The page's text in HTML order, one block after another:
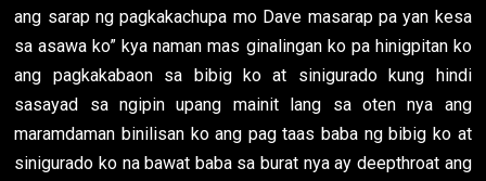
ang sarap ng pagkakachupa mo Dave masarap pa yan kesa
sa asawa ko” kya naman mas ginalingan ko pa hinigpitan ko
ang pagkakabaon sa bibig ko at sinigurado kung hindi
sasayad sa ngipin upang mainit lang sa oten nya ang
maramdaman binilisan ko ang pag taas baba ng bibig ko at
sinigurado ko na bawat baba sa burat nya ay deepthroat ang